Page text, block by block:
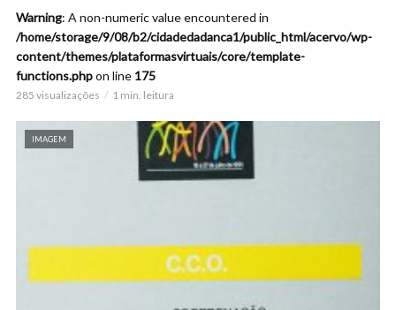
Warning: A non-numeric value encountered in
/home/storage/9/08/b2/cidadedadanca1/public_html/acervo/wp-
content/themes/plataformasvirtuais/core/template-
functions.phpon line 175
285 visualizações 1 min. leitura
IMAGEM